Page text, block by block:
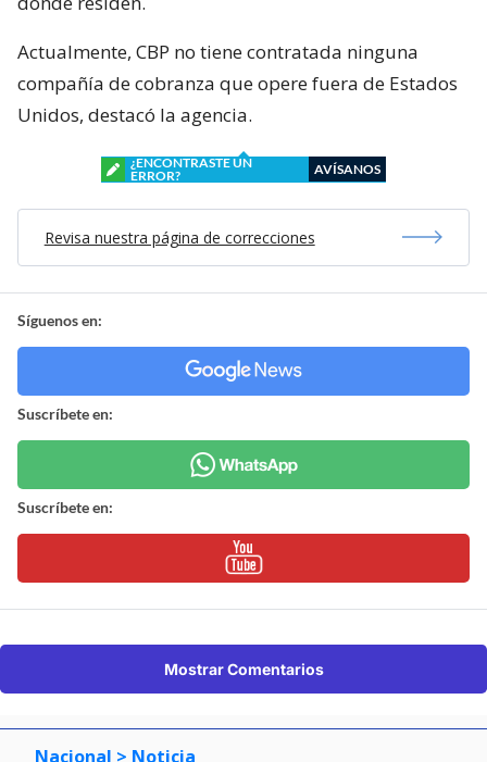
Actualmente, CBP no tiene contratada ninguna
compañía de cobranza que opere fuera de Estados
Unidos, destacó la agencia.
¿ENCONTRASTE UN
ERROR?
AVÍSANOS
Revisa nuestra página de correcciones
Síguenos en:
Suscríbete en:
Suscríbete en:
Mostrar Comentarios
Nacional > Noticia